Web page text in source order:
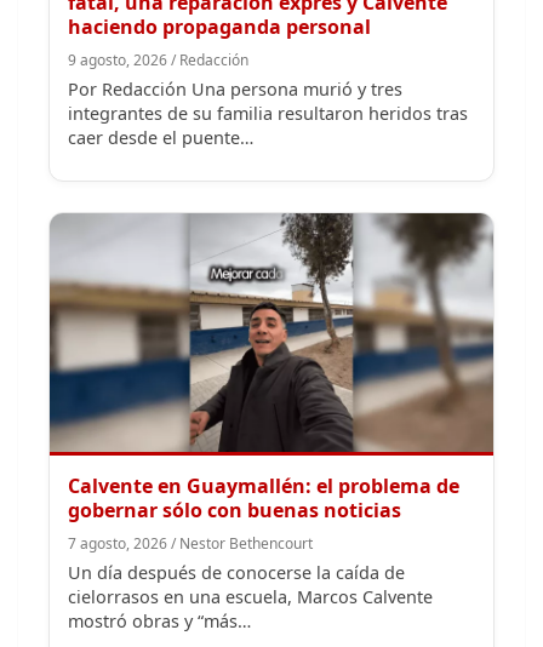
Por Redacción Una persona murió y tres
integrantes de su familia resultaron heridos tras
caer desde el puente…
Calvente en Guaymallén: el problema de
gobernar sólo con buenas noticias
Un día después de conocerse la caída de
cielorrasos en una escuela, Marcos Calvente
mostró obras y “más…